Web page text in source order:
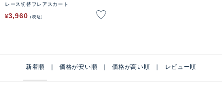
レース切替フレアスカート
¥3,960 税込
新着順 価格が安い順 価格が高い順 レビュー順